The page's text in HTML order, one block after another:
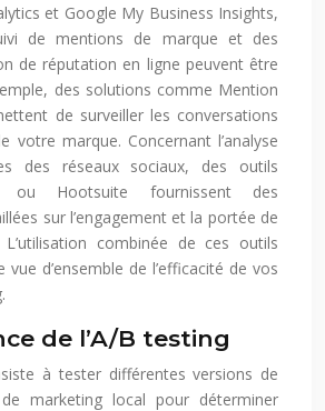
et Google My Business Insights,
de mentions de marque et des
de réputation en ligne peuvent être
des solutions comme Mention
de surveiller les conversations
votre marque. Concernant l’analyse
des réseaux sociaux, des outils
ou Hootsuite fournissent des
sur l’engagement et la portée de
combinée de ces outils
d’ensemble de l’efficacité de vos
de l’A/B testing
à tester différentes versions de
marketing local pour déterminer